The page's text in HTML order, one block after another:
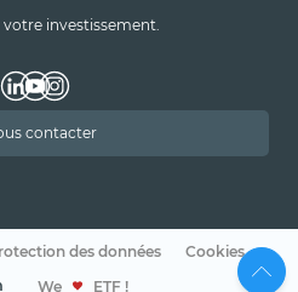
investissement.
contacter
des données
Cookies
We ETF !